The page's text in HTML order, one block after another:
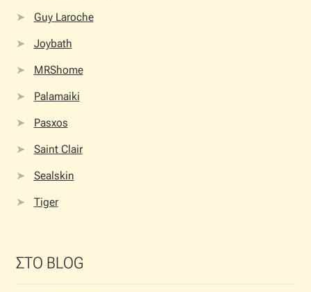
Guy Laroche
Joybath
MRShome
Palamaiki
Pasxos
Saint Clair
Sealskin
Tiger
ΣΤΟ BLOG